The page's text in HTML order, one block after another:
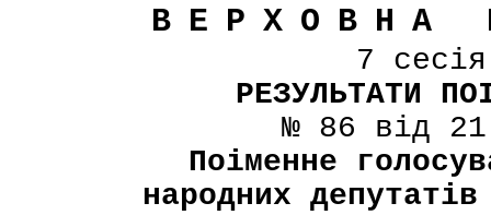
ВЕРХОВНА
7
РЕЗУЛЬТАТИ
№ 86 від
Поіменне
народних